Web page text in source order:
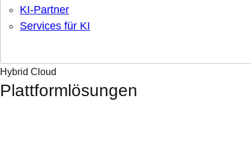
KI-Partner
Services für KI
Hybrid Cloud
Plattformlösungen